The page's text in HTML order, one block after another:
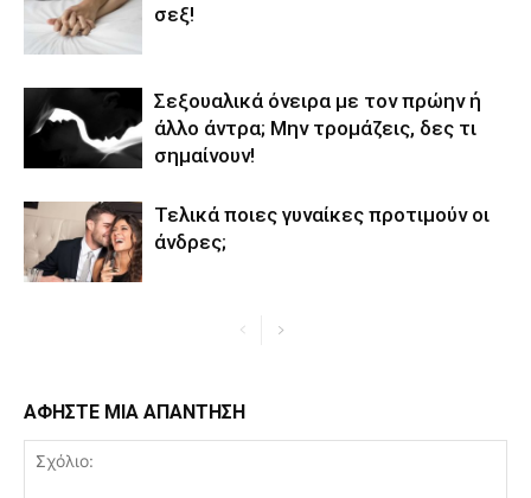
σεξ!
Σεξουαλικά όνειρα με τον πρώην ή
άλλο άντρα; Μην τρομάζεις, δες τι
σημαίνουν!
Τελικά ποιες γυναίκες προτιμούν οι
άνδρες;
ΑΦΗΣΤΕ ΜΙΑ ΑΠΑΝΤΗΣΗ